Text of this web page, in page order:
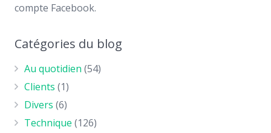
compte Facebook.
Catégories du blog
Au quotidien (54)
Clients (1)
Divers (6)
Technique (126)